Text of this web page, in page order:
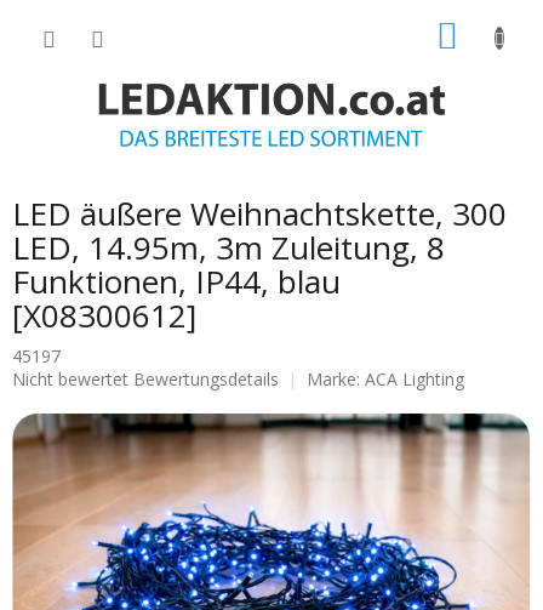
LED äußere Weihnachtskette, 300
LED, 14.95m, 3m Zuleitung, 8
Funktionen, IP44, blau
[X08300612]
45197
Die
Produktbewertung
ist
von
5
Sternen.
Nicht bewertet Bewertungsdetails Marke: ACA Lighting